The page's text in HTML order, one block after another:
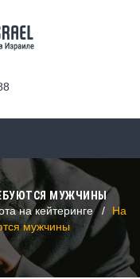
МУЖЧИНЫ
на кейтеринге
На
мужчины